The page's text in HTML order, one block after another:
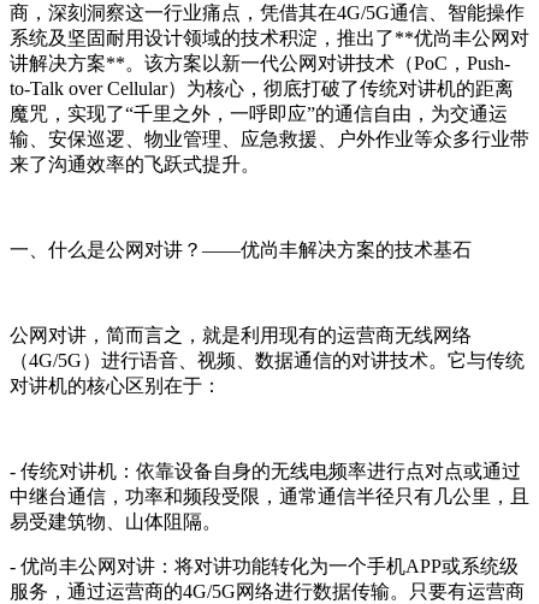
商，深刻洞察这一行业痛点，凭借其在4G/5G通信、智能操作
系统及坚固耐用设计领域的技术积淀，推出了**优尚丰公网对
讲解决方案**。该方案以新一代公网对讲技术（PoC，Push-
to-Talk over Cellular）为核心，彻底打破了传统对讲机的距离
魔咒，实现了“千里之外，一呼即应”的通信自由，为交通运
输、安保巡逻、物业管理、应急救援、户外作业等众多行业带
来了沟通效率的飞跃式提升。
一、什么是公网对讲？——优尚丰解决方案的技术基石
公网对讲，简而言之，就是利用现有的运营商无线网络
（4G/5G）进行语音、视频、数据通信的对讲技术。它与传统
对讲机的核心区别在于：
- 传统对讲机：依靠设备自身的无线电频率进行点对点或通过
中继台通信，功率和频段受限，通常通信半径只有几公里，且
易受建筑物、山体阻隔。
- 优尚丰公网对讲：将对讲功能转化为一个手机APP或系统级
服务，通过运营商的4G/5G网络进行数据传输。只要有运营商